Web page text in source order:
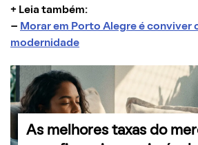
+ Leia também:
– Morar em Porto Alegre é conviver
modernidade
As melhores taxas do